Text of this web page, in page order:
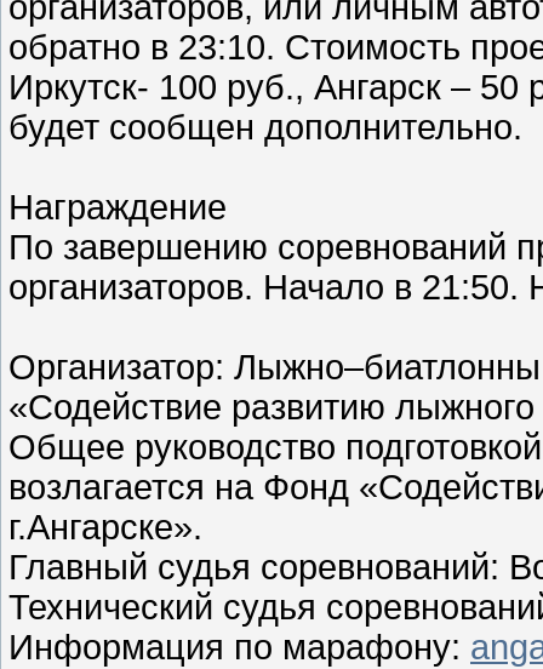
обратно в 23:10. Стоимость
Иркутск- 100 руб., Ангарск –
будет сообщен дополнительно.
Награждение
По завершению соревнований
организаторов. Начало в
Организатор:
«Содействие развитию лыжного
Общее руководство
возлагается на Фонд
г.Ангарске».
Главный судья соревнований:
Технический судья
Информация по марафону: